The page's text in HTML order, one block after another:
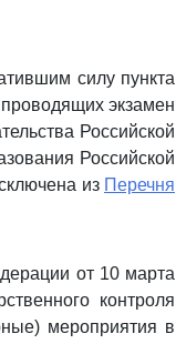
силу пункта
экзамен
Российской
Российской
из Перечня
от 10 марта
контроля
мероприятия в